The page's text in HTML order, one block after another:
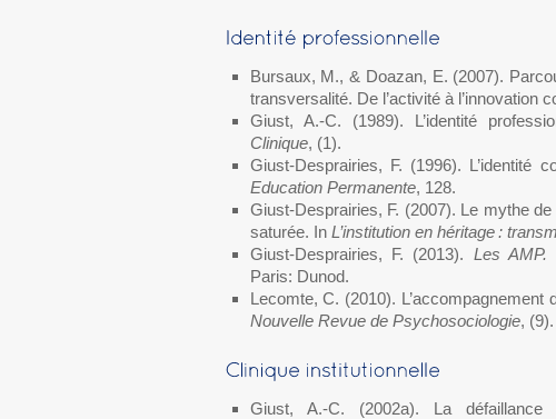
Bursaux, M., & Doazan, E. (2007).
transversalité. De l’activité à l’innovation
Giust, A.-C. (1989). L’identité
Clinique, (1).
Giust-Desprairies, F. (1996). L’identité
Education Permanente, 128.
Giust-Desprairies, F. (2007). Le mythe
saturée. In L’institution en héritage :
Giust-Desprairies, F. (2013). Les AMP.
Paris: Dunod.
Lecomte, C. (2010).
Nouvelle Revue de Psychosociologie, (9).
Giust, A.-C. (2002a). La